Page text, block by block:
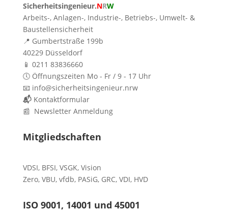
Sicherheitsingenieur.NRW
Arbeits-, Anlagen-, Industrie-, Betriebs-, Umwelt- &
Baustellensicherheit
📍 Gumbertstraße 199b
40229 Düsseldorf
📱 0211 83836660
🕔 Öffnungszeiten Mo - Fr / 9 - 17 Uhr
📧 info@sicherheitsingenieur.nrw
📬 Kontaktformular
📰 Newsletter Anmeldung
Mitgliedschaften
VDSI, BFSI, VSGK, Vision
Zero, VBU, vfdb, PASiG, GRC, VDI, HVD
ISO 9001, 14001 und 45001